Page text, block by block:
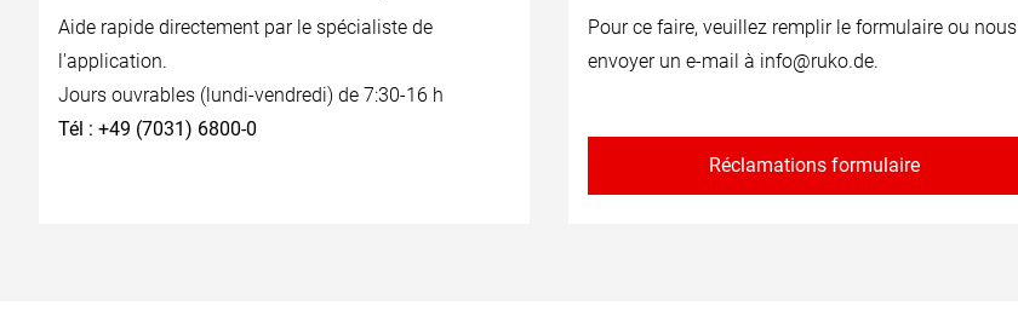
Aide rapide directement par le spécialiste de
l'application.
Jours ouvrables (lundi-vendredi) de 7:30-16 h
Tél : +49 (7031) 6800-0
Pour ce faire, veuillez remplir le formulaire ou nous
envoyer un e-mail à info@ruko.de.
Réclamations formulaire